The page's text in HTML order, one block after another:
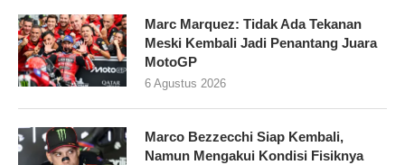
Marc Marquez: Tidak Ada Tekanan
Meski Kembali Jadi Penantang Juara
MotoGP
6 Agustus 2026
Marco Bezzecchi Siap Kembali,
Namun Mengakui Kondisi Fisiknya